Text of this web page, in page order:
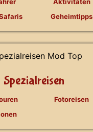
Geheimtipps
Spezialreisen
Fotoreisen